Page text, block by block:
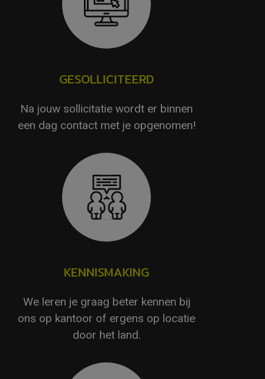
GESOLLICITEERD
Na jouw sollicitatie wordt er binnen
een dag contact met je opgenomen!
KENNISMAKING
We leren je graag beter kennen bij
ons op kantoor of ergens op locatie
door het land.